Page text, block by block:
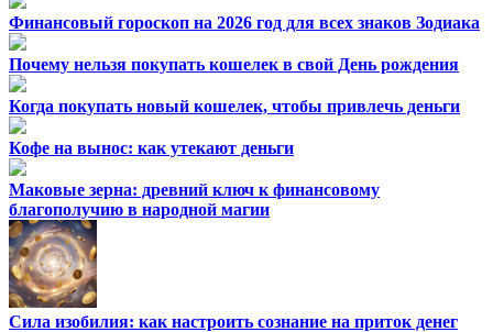
Финансовый гороскоп на 2026 год для всех знаков Зодиака
Почему нельзя покупать кошелек в свой День рождения
Когда покупать новый кошелек, чтобы привлечь деньги
Кофе на вынос: как утекают деньги
Маковые зерна: древний ключ к финансовому
благополучию в народной магии
Сила изобилия: как настроить сознание на приток денег